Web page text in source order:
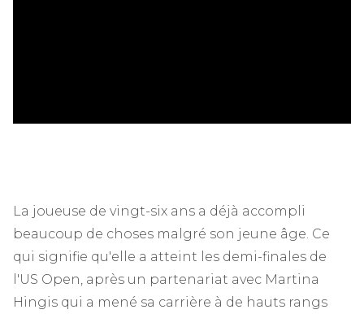
La joueuse de vingt-six ans a déjà accompli
beaucoup de choses malgré son jeune âge. Ce
qui signifie qu'elle a atteint les demi-finales de
l'US Open, après un partenariat avec Martina
Hingis qui a mené sa carrière à de hauts rangs